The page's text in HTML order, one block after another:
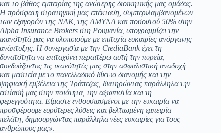
και το βάθος εμπειρίας της ανώτερης διοικητικής μας ομάδας.
Η πρόσφατη στρατηγική μας επέκταση, συμπεριλαμβανομένων
των εξαγορών της NAK, της AMYNA και ποσοστού 50% στην
Alpha Insurance Brokers στη Ρουμανία, υπογραμμίζει την
ικανότητά μας να υλοποιούμε με επιτυχία ευκαιρίες ανόργανης
ανάπτυξης. Η συνεργασία με την CrediaBank έχει τη
δυνατότητα να επιταχύνει περαιτέρω αυτή την πορεία,
συνδυάζοντας τις ικανότητές μας στην ασφαλιστική αναδοχή
και μεσιτεία με το πανελλαδικό δίκτυο διανομής και την
ψηφιακή εμβέλεια της Τράπεζας, διατηρώντας παράλληλα την
εστίασή μας στην ποιότητα, την αξιοπιστία και τη
φερεγγυότητα. Είμαστε ενθουσιασμένοι με την ευκαιρία να
προσφέρουμε ευρύτερες λύσεις και βελτιωμένη εμπειρία
πελάτη, δημιουργώντας παράλληλα νέες ευκαιρίες για τους
ανθρώπους μας».